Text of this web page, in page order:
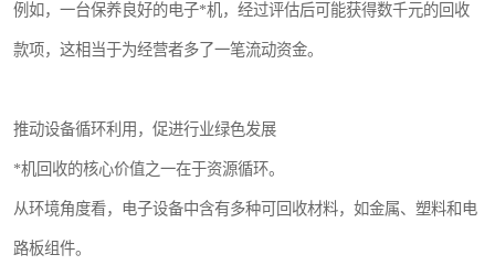
例如，一台保养良好的电子*机，经过评估后可能获得数千元的回收
款项，这相当于为经营者多了一笔流动资金。
推动设备循环利用，促进行业绿色发展
*机回收的核心价值之一在于资源循环。
从环境角度看，电子设备中含有多种可回收材料，如金属、塑料和电
路板组件。